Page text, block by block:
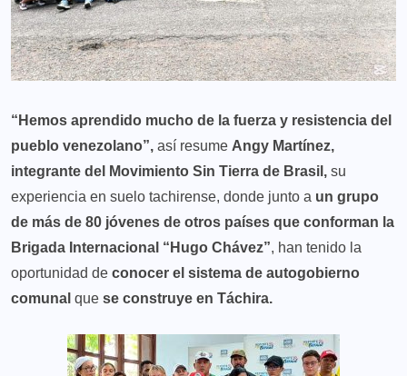
“Hemos aprendido mucho de la fuerza y resistencia del
pueblo venezolano”, así resume Angy Martínez,
integrante del Movimiento Sin Tierra de Brasil, su
experiencia en suelo tachirense, donde junto a un grupo
de más de 80 jóvenes de otros países que conforman la
Brigada Internacional “Hugo Chávez”, han tenido la
oportunidad de conocer el sistema de autogobierno
comunal que se construye en Táchira.